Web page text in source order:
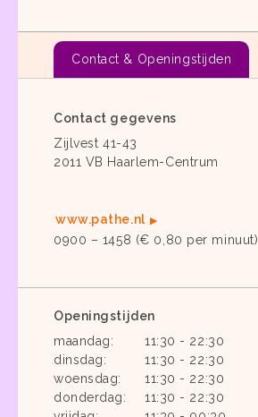
Contact & Openingstijden
Contact gegevens
Zijlvest 41-43
2011 VB Haarlem-Centrum
www.pathe.nl
0900 – 1458 (€ 0,80 per minuut)
Openingstijden
maandag:
11:30 - 22:30
dinsdag:
11:30 - 22:30
woensdag:
11:30 - 22:30
donderdag:
11:30 - 22:30